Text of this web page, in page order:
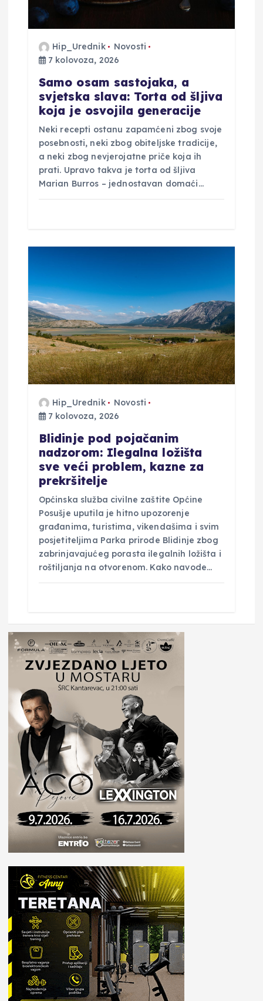
Hip_Urednik
Novosti
7 kolovoza, 2026
Samo osam sastojaka, a
svjetska slava: Torta od šljiva
koja je osvojila generacije
Neki recepti ostanu zapamćeni zbog svoje
posebnosti, neki zbog obiteljske tradicije,
a neki zbog nevjerojatne priče koja ih
prati. Upravo takva je torta od šljiva
Marian Burros – jednostavan domaći…
Hip_Urednik
Novosti
7 kolovoza, 2026
Blidinje pod pojačanim
nadzorom: Ilegalna ložišta
sve veći problem, kazne za
prekršitelje
Općinska služba civilne zaštite Općine
Posušje uputila je hitno upozorenje
građanima, turistima, vikendašima i svim
posjetiteljima Parka prirode Blidinje zbog
zabrinjavajućeg porasta ilegalnih ložišta i
roštiljanja na otvorenom. Kako navode…